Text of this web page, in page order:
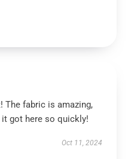
The fabric is amazing,
got here so quickly!
Oct 11, 2024